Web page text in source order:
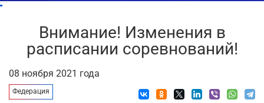
Внимание! Изменения в
расписании соревнований!
08 ноября 2021 года
Федерация